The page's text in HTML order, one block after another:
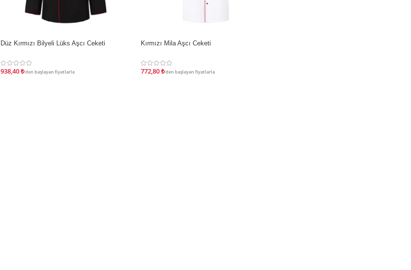
İNDIRIM
Düz Kırmızı Bilyeli Lüks Aşcı Ceketi
938,40₺'den başlayan fiyatlarla
İNDIRIM
Kırmızı Mila Aşcı Ceketi
772,80₺'den başlayan fiyatlarla